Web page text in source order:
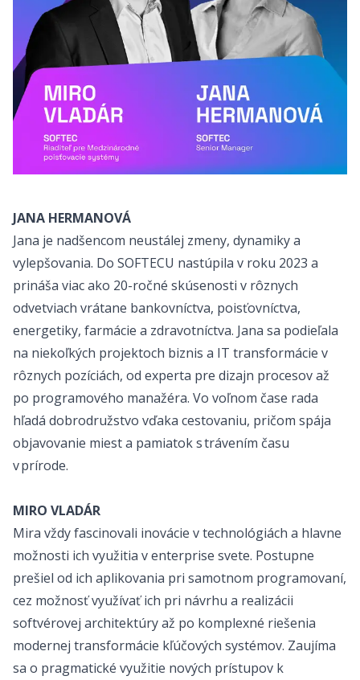
JANA HERMANOVÁ
Jana je nadšencom neustálej zmeny, dynamiky a
vylepšovania. Do SOFTECU nastúpila v roku 2023 a
prináša viac ako 20-ročné skúsenosti v rôznych
odvetviach vrátane bankovníctva, poisťovníctva,
energetiky, farmácie a zdravotníctva. Jana sa podieľala
na niekoľkých projektoch biznis a IT transformácie v
rôznych pozíciách, od experta pre dizajn procesov až
po programového manažéra. Vo voľnom čase rada
hľadá dobrodružstvo vďaka cestovaniu, pričom spája
objavovanie miest a pamiatok s trávením času
v prírode.
MIRO VLADÁR
Mira vždy fascinovali inovácie v technológiách a hlavne
možnosti ich využitia v enterprise svete. Postupne
prešiel od ich aplikovania pri samotnom programovaní,
cez možnosť využívať ich pri návrhu a realizácii
softvérovej architektúry až po komplexné riešenia
modernej transformácie kľúčových systémov. Zaujíma
sa o pragmatické využitie nových prístupov k